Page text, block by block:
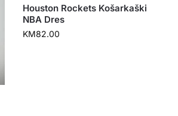
Houston Rockets Košarkaški
NBA Dres
KM82.00